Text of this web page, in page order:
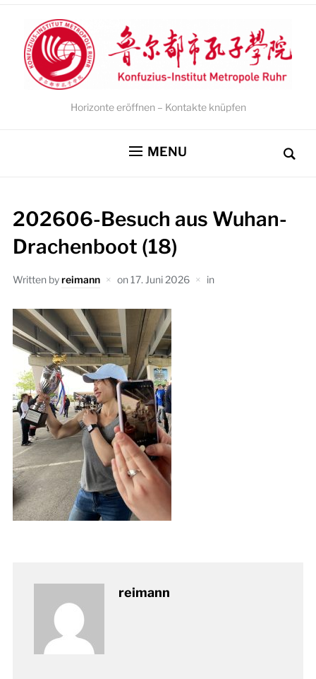
Horizonte eröffnen – Kontakte knüpfen
MENU
202606-Besuch aus Wuhan-
Drachenboot (18)
Written byreimann on17. Juni 2026 in
reimann